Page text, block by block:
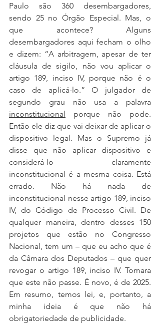
Paulo são 360 desembargadores,
sendo 25 no Órgão Especial. Mas, o
que acontece? Alguns
desembargadores aqui fecham o olho
e dizem: “A arbitragem, apesar de ter
cláusula de sigilo, não vou aplicar o
artigo 189, inciso IV, porque não é o
caso de aplicá-lo.” O julgador de
inconstitucional porque não pode.
Então ele diz que vai deixar de aplicar o
dispositivo legal. Mas o Supremo já
disse que não aplicar dispositivo e
considerá-lo claramente
inconstitucional é a mesma coisa. Está
errado. Não há nada de
inconstitucional nesse artigo 189, inciso
IV, do Código de Processo Civil. De
qualquer maneira, dentro desses 150
projetos que estão no Congresso
Nacional, tem um – que eu acho que é
da Câmara dos Deputados – que quer
revogar o artigo 189, inciso IV. Tomara
que este não passe. É novo, é de 2025.
Em resumo, temos lei, e, portanto, a
minha ideia é que não há
obrigatoriedade de publicidade.